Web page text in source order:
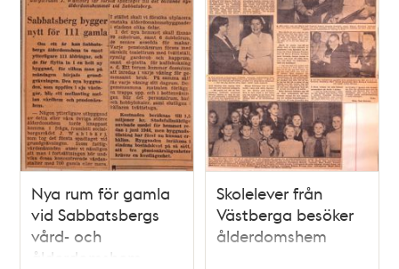
Nya rum för gamla
vid Sabbatsbergs
vård- och
ålderdomshem
Skolelever från
Västberga besöker
ålderdomshem